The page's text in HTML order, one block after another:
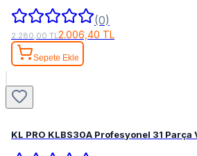
(0)
2.280,00 TL 2.006,40 TL
Sepete Ekle
KL PRO KLBS30A Profesyonel 31 Parça